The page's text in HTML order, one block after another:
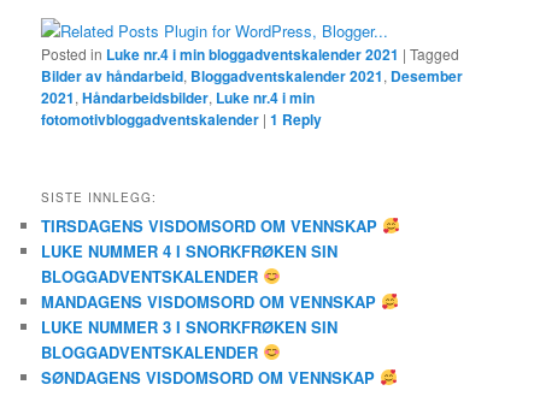
Posted in Luke nr.4 i min bloggadventskalender 2021 |Tagged
Bilder av håndarbeid, Bloggadventskalender 2021, Desember
2021,Håndarbeidsbilder, Luke nr.4 i min
fotomotivbloggadventskalender |1 Reply
SISTE INNLEGG:
TIRSDAGENS VISDOMSORD OM VENNSKAP
LUKE NUMMER 4 I SNORKFRØKEN SIN
BLOGGADVENTSKALENDER
MANDAGENS VISDOMSORD OM VENNSKAP
LUKE NUMMER 3 I SNORKFRØKEN SIN
BLOGGADVENTSKALENDER
SØNDAGENS VISDOMSORD OM VENNSKAP